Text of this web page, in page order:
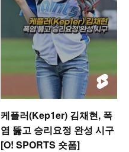
케플러(Kep1er) 김채현, 폭
염 뚫고 승리요정 완성 시구
[O! SPORTS 숏폼]